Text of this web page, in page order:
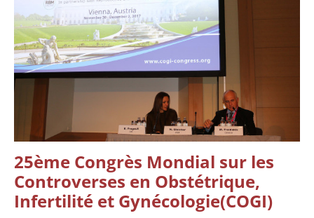
Contact
25ème Congrès Mondial sur les
Controverses en Obstétrique,
Infertilité et Gynécologie(COGI)